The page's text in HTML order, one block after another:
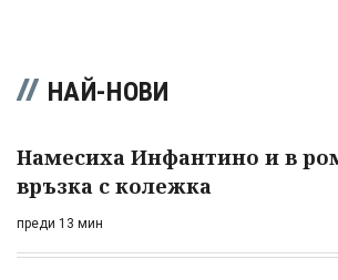
НАЙ-НОВИ
Намесиха Инфантино и в
връзка с колежка
преди 13 мин